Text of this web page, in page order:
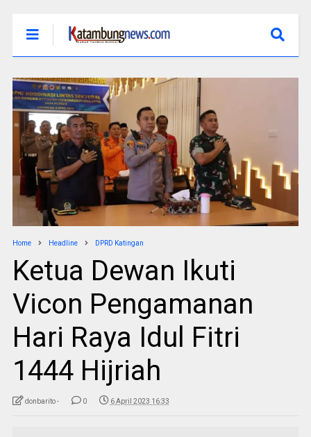
Home Headline DPRD Katingan
Ketua Dewan Ikuti
Vicon Pengamanan
Hari Raya Idul Fitri
1444 Hijriah
donbarito - 0 6 April 2023 16:33